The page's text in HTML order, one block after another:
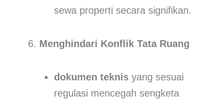
sewa properti secara signifikan.
Menghindari Konflik Tata Ruang
dokumen teknis yang sesuai
regulasi mencegah sengketa